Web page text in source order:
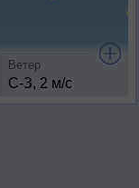
Ветер
С-З, 2 м/с